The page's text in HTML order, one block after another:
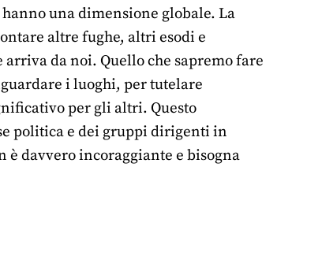
una dimensione globale. La
altre fughe, altri esodi e
da noi. Quello che sapremo fare
i luoghi, per tutelare
per gli altri. Questo
politica e dei gruppi dirigenti in
davvero incoraggiante e bisogna